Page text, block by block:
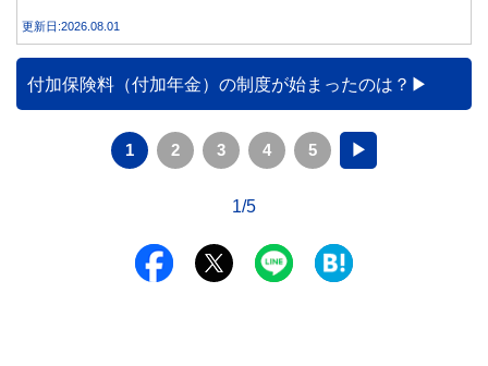
更新日:2026.08.01
付加保険料（付加年金）の制度が始まったのは？
1 2 3 4 5 ▶
1/5